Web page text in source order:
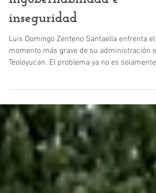
enfrenta crisis de
ingobernabilidad e
inseguridad
Luis Domingo Zenteno Santaella enfrenta el
Teoloyucan. El problema ya no es solamente
falta de resultados, ni las acusaciones de
corrupción, ni las obras cuestionadas. El
verdadero problema es que el municipio
parece haber entrado en una crisis de
seguridad e ingobernabilidad que exhibe la
debilidad del alcalde frente a su propia
municipal.